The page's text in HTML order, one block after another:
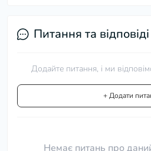
Питання та відповіді
Додайте питання, і ми
+ Додати
Немає питань про